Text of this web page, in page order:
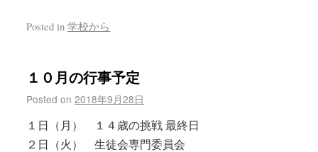
Posted in 学校から
１０月の行事予定
Posted on 2018年9月28日
１日（月） １４歳の挑戦 最終日
２日（火） 生徒会専門委員会